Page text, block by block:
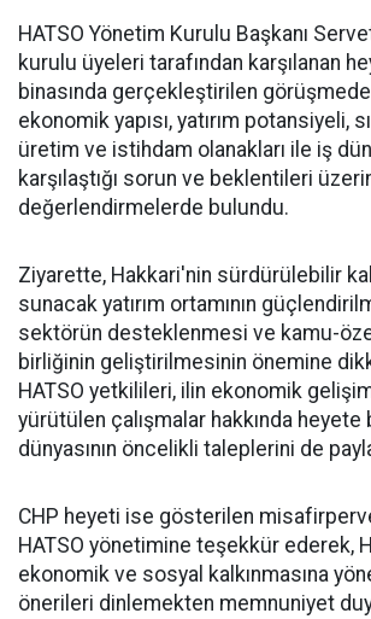
HATSO Yönetim Kurulu Başkanı
kurulu üyeleri tarafından karşılanan
binasında gerçekleştirilen
ekonomik yapısı, yatırım potansiyeli,
üretim ve istihdam olanakları ile iş
karşılaştığı sorun ve beklentileri
değerlendirmelerde bulundu.
Ziyarette, Hakkari'nin sürdürülebilir
sunacak yatırım ortamının
sektörün desteklenmesi ve kamu-
birliğinin geliştirilmesinin önemine
HATSO yetkilileri, ilin ekonomik
yürütülen çalışmalar hakkında
dünyasının öncelikli taleplerini de
CHP heyeti ise gösterilen
HATSO yönetimine teşekkür ederek,
ekonomik ve sosyal kalkınmasına
önerileri dinlemekten memnuniyet